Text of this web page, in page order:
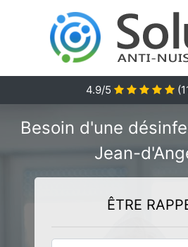
4.9/5 (
Besoin d'une
Jean-
ÊTRE